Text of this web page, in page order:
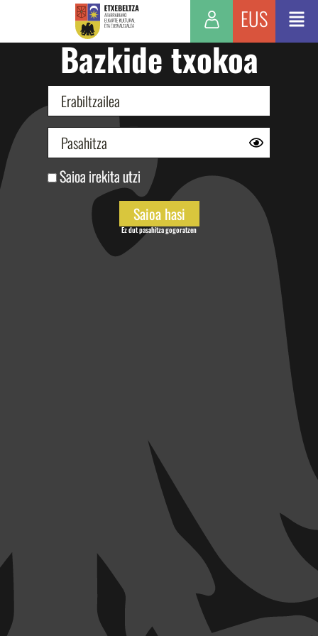
EUS
Bazkide txokoa
Saioa irekita utzi
Ez dut pasahitza gogoratzen